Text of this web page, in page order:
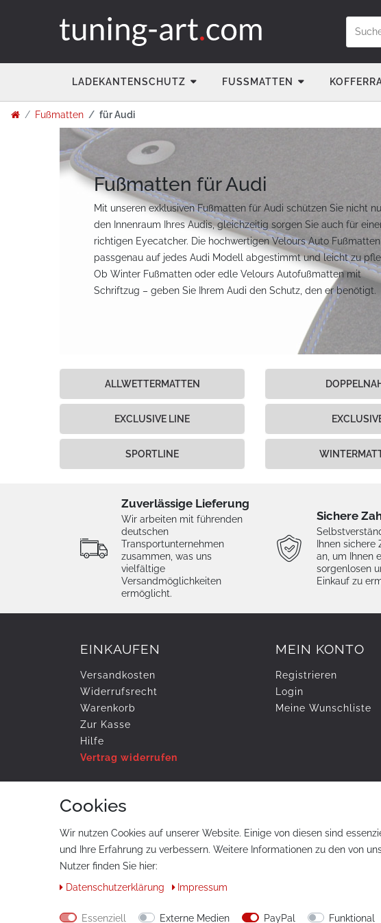
LADEKANTENSCHUTZ FUSSMATTEN
Fußmatten für Audi
Fußmatten für Audi
Mit unseren exklusiven Fußmatten für Audi schützen Sie nicht
den Innenraum Ihres Audis, gleichzeitig sorgen Sie auch für
richtigen Eyecatcher. Die hochwertigen Velours Auto
passgenau auf jedes Audi Modell abgestimmt und leicht zu
Ob Winter Fußmatten oder edle Velours Autofußmatten mit
Schriftzug – geben Sie Ihrem Audi den Schutz, den er benötigt.
ALLWETTERMATTEN
EXCLUSIVE LINE
SPORTLINE
Zuverlässige Lieferung
Wir arbeiten mit führenden
deutschen
Transportunternehmen
zusammen, was uns
vielfältige
Versandmöglichkeiten
ermöglicht.
Sichere
Ihnen
an, um Ihnen
sorgenlosen
Einkauf zu
EINKAUFEN
Versandkosten
Widerrufs­recht
Warenkorb
Zur Kasse
Hilfe
Vertrag widerrufen
MEIN KONTO
Registrieren
Login
Meine Wunschliste
ZAHLUNG & VERSAND
© Copyright 2026 tuning-art.com GmbH. Alle Rechte vorbehalten.
Cookies
Wir nutzen Cookies auf unserer Website. Einige von diesen sind
und Ihre Erfahrung zu verbessern. Weitere Informationen zu den von
Nutzer finden Sie hier:
Daten­schutz­erklärung
Impressum
Essenziell Externe Medien PayPal Funktional